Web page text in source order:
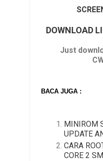
DOWNLOAD
Just
BACA JUGA :
MINIROM
UPDATE
CARA
CORE 2